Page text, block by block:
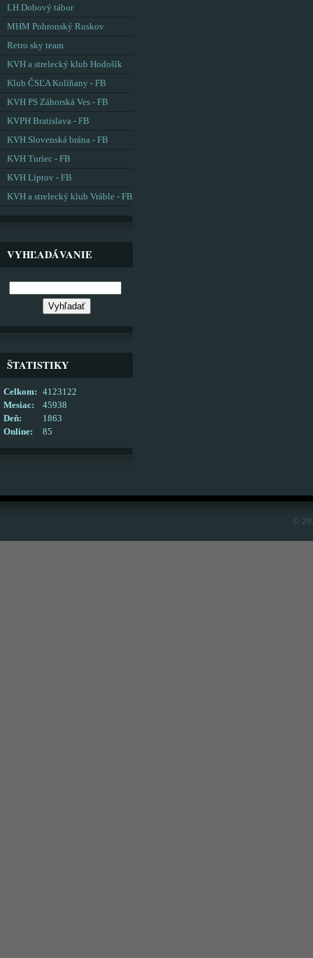
LH Dobový tábor
MHM Pohronský Ruskov
Retro sky team
KVH a strelecký klub Hodošík
Klub ČSĽA Kolíňany - FB
KVH PS Záhorská Ves - FB
KVPH Bratislava - FB
KVH Slovenská brána - FB
KVH Turiec - FB
KVH Liptov - FB
KVH a strelecký klub Vráble - FB
VYHĽADÁVANIE
ŠTATISTIKY
Online: 85
Celkom:
4123122
Mesiac:
45938
Deň:
1863
©